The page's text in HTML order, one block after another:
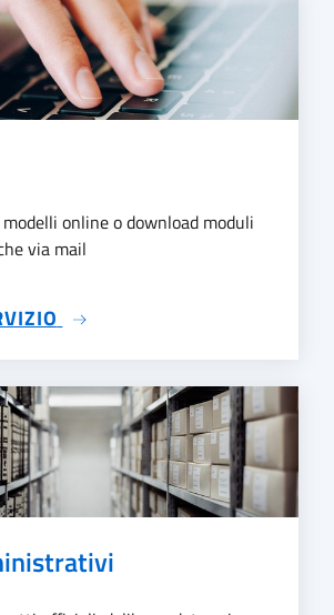
online o download moduli
via mail
SU PRATICHE